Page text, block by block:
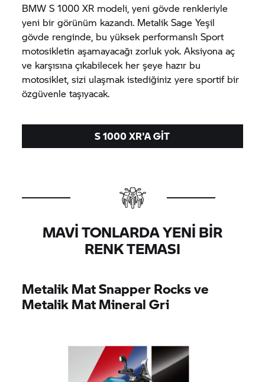
BMWS 1000 XR modeli, yeni gövde renkleriyle
yeni bir görünüm kazandı. Metalik Sage Yeşil
gövde renginde, bu yüksek performanslı Sport
motosikletin aşamayacağı zorluk yok. Aksiyona aç
ve karşısına çıkabilecek her şeye hazır bu
motosiklet, sizi ulaşmak istediğiniz yere sportif bir
özgüvenle taşıyacak.
S 1000 XR'A GIT
MAVI TONLARDA YENI BIR
RENK TEMASI
Metalik Mat Snapper Rocks ve
Metalik Mat Mineral Gri